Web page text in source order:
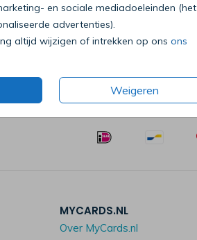
en sociale mediadoeleinden (het
advertenties).
altijd wijzigen of intrekken op ons ons
Weigeren
tot 18:00 uur
MYCARDS.NL
Over MyCards.nl